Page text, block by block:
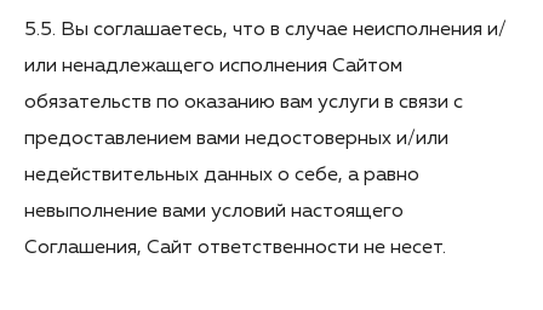
5.5. Вы соглашаетесь, что в случае неисполнения и/
или ненадлежащего исполнения Сайтом
обязательств по оказанию вам услуги в связи с
предоставлением вами недостоверных и/или
недействительных данных о себе, а равно
невыполнение вами условий настоящего
Соглашения, Сайт ответственности не несет.